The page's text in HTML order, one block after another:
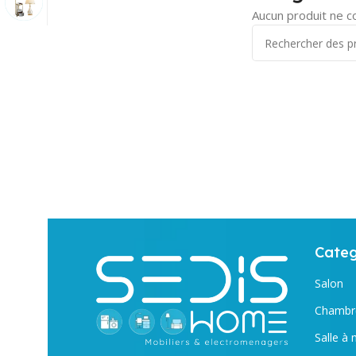
Aucun produit ne
Salon
Salle à